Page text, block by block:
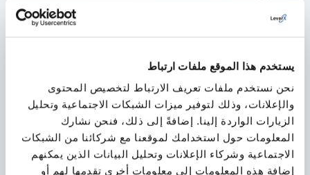
يستخدم هذا الموقع ملفات ارتباط
نحن نستخدم ملفات تعريف الارتباط لتخصيص المحتوى
والإعلانات، وذلك لتوفير ميزات الشبكات الاجتماعية وتحليل
الزيارات الواردة إلينا. إضافةً إلى ذلك، فنحن نشارك
المعلومات حول استخدامك لموقعنا مع شركائنا من الشبكات
الاجتماعية وشركاء الإعلانات وتحليل البيانات الذين يمكنهم
إضافة هذه المعلومات إلى معلومات أخرى تقدمها لهم أو
أدوات لإدارة عمليات الأعمال (SAP Signavio)
منصة للإضافات والتكاملات (منصة تكنولوجيا الأعمال SAP -
عقد اشتراك واحد لإدارة مبسطة
المزيد من التفاصيل